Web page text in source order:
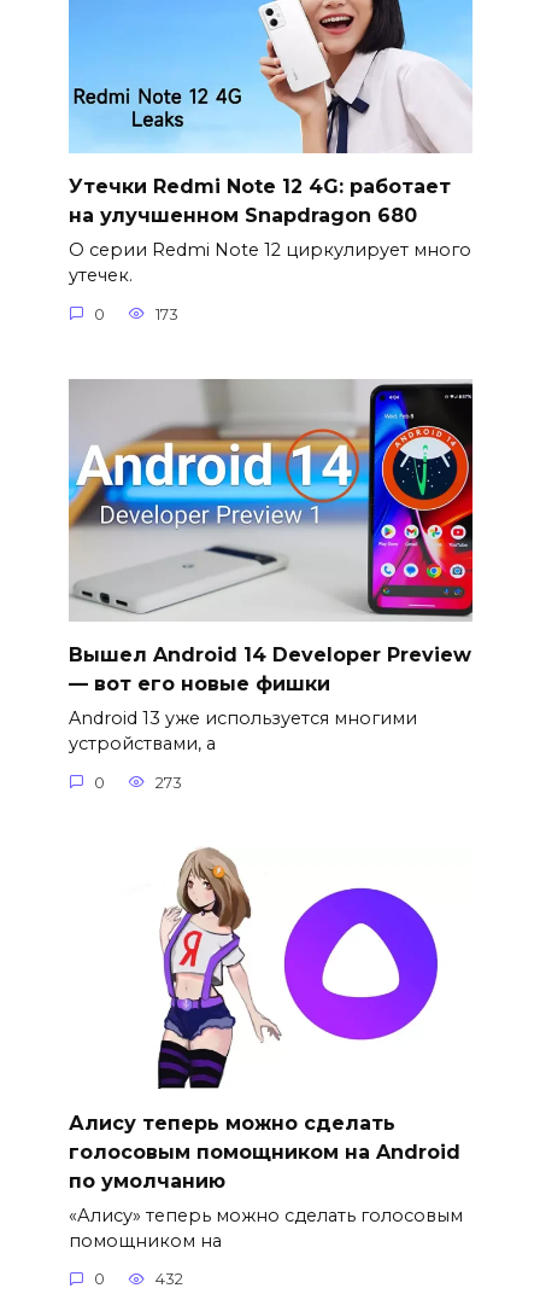
Утечки Redmi Note 12 4G: работает
на улучшенном Snapdragon 680
О серии Redmi Note 12 циркулирует много
утечек.
0 173
Вышел Android 14 Developer Preview
— вот его новые фишки
Android 13 уже используется многими
устройствами, а
0 273
Алису теперь можно сделать
голосовым помощником на Android
по умолчанию
«Алису» теперь можно сделать голосовым
помощником на
0 432